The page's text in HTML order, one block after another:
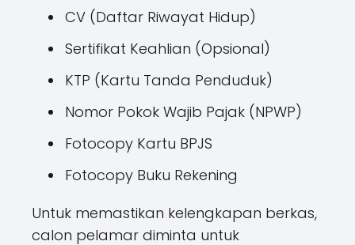
CV (Daftar Riwayat Hidup)
Sertifikat Keahlian (Opsional)
KTP (Kartu Tanda Penduduk)
Nomor Pokok Wajib Pajak (NPWP)
Fotocopy Kartu BPJS
Fotocopy Buku Rekening
Untuk memastikan kelengkapan berkas,
calon pelamar diminta untuk